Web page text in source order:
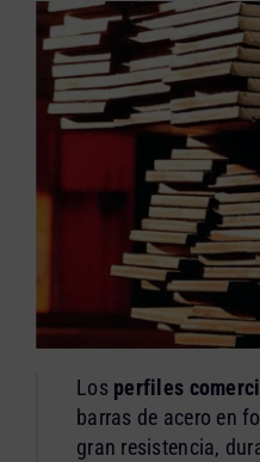
NOSOTROS
CONTACTO
Los perfiles
barras de acero en
gran resistencia,